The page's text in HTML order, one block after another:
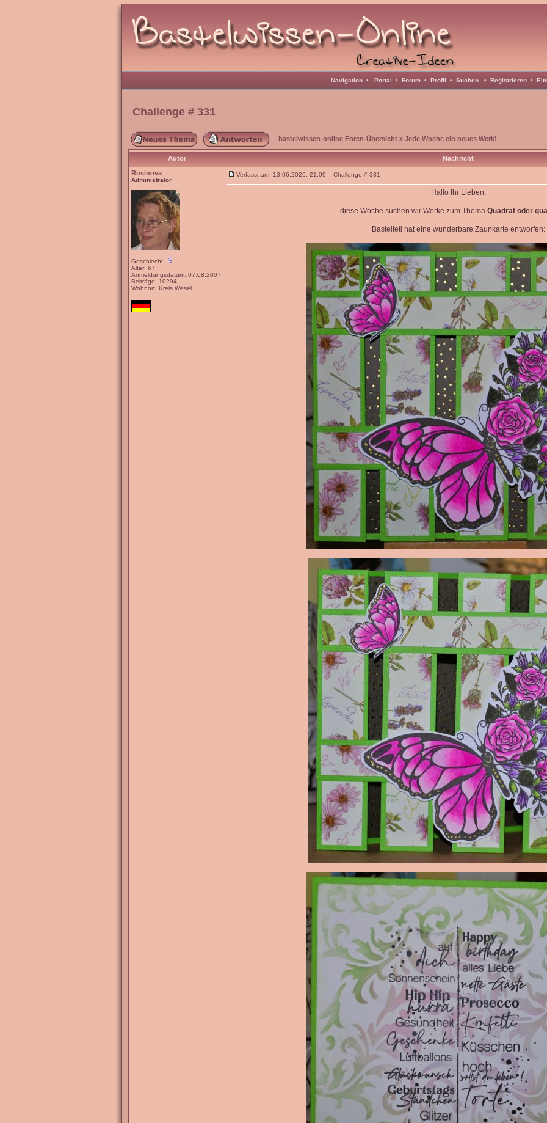
Navigation • Portal • Forum • Profil • Suchen • Registrieren •
Challenge # 331
bastelwissen-online Foren-Übersicht » Jede Woche ein neues Werk!
Autor
Nachricht
Rosinova
Administrator
Geschlecht:
Alter: 67
Anmeldungsdatum: 07.08.2007
Beiträge: 10294
Wohnort: Kreis Wesel
Verfasst am: 13.06.2026, 21:09 Challenge # 331
Hallo Ihr Lieben,
diese Woche suchen wir Werke zum Thema Quadrat oder
Bastelfeti hat eine wunderbare Zaunkarte entworfen: